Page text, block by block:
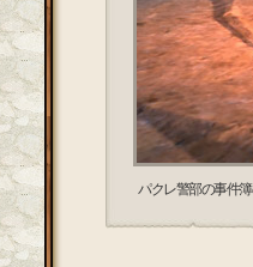
パクレ警部の事件